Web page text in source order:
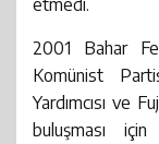
2001 Bahar
Komünist
Yardımcısı ve
buluşması için